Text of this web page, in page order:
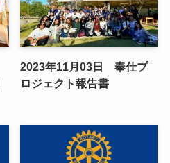
2023年11月03日 奉仕プ
ロジェクト報告書